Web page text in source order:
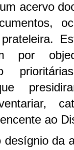
acervo
por
ao
da